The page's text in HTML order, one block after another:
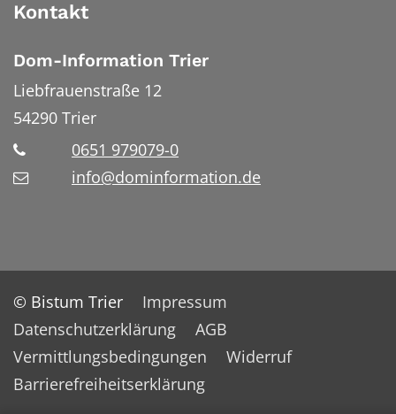
Kontakt
Dom-Information Trier
Liebfrauenstraße 12
54290 Trier
0651 979079-0
info@dominformation.de
© Bistum Trier
Impressum
Datenschutzerklärung
AGB
Vermittlungsbedingungen
Widerruf
Barrierefreiheitserklärung